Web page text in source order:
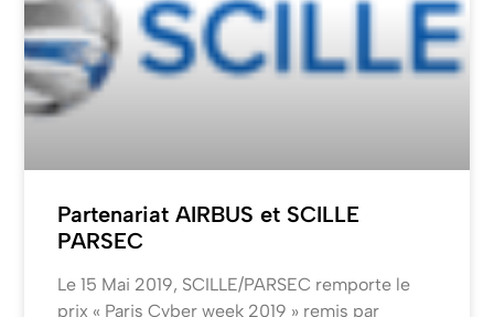
Partenariat AIRBUS et SCILLE
PARSEC
Le 15 Mai 2019, SCILLE/PARSEC remporte le
prix « Paris Cyber week 2019 » remis par